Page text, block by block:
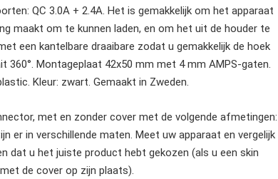
QC 3.0A + 2.4A. Het is gemakkelijk om het apparaat
maakt om te kunnen laden, en om het uit de houder te
een kantelbare draaibare zodat u gemakkelijk de hoek
360°. Montageplaat 42x50 mm met 4 mm AMPS-gaten.
Kleur: zwart. Gemaakt in Zweden.
met en zonder cover met de volgende afmetingen:
er in verschillende maten. Meet uw apparaat en vergelijk
dat u het juiste product hebt gekozen (als u een skin
de cover op zijn plaats).